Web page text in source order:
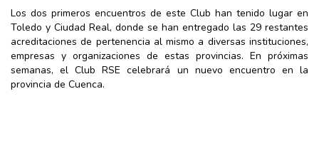
Los dos primeros encuentros de este Club han tenido lugar en
Toledo y Ciudad Real, donde se han entregado las 29 restantes
acreditaciones de pertenencia al mismo a diversas instituciones,
empresas y organizaciones de estas provincias. En próximas
semanas, el Club RSE celebrará un nuevo encuentro en la
provincia de Cuenca.